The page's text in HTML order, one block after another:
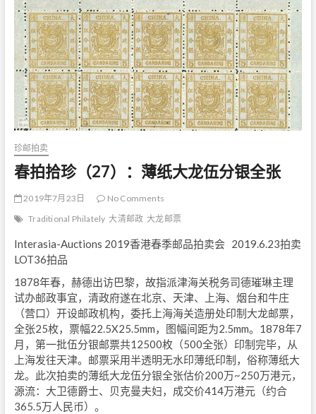
珍邮拍卖
春拍拾珍（27）：薄纸大龙伍分银全张
2019年7月23日
No Comments
Traditional Philately 大清邮政 大龙邮票
Interasia-Auctions 2019香港春季邮品拍卖会 2019.6.23拍卖
LOT36拍品
1878年春，赫德出访巴黎，故指派津海关税务司德璀琳主理
试办邮政事宜，清政府遂在北京、天津、上海、烟台和牛庄
（营口）开设邮政机构，委托上海海关造册处印制大龙邮票，
全张25枚，票幅22.5X25.5mm，图幅间距为2.5mm。1878年7
月，第一批伍分银邮票共12500枚（500全张）印制完毕，从
上海发往天津。邮票采用半透明无水印薄纸印制，俗称薄纸大
龙。此次拍卖的薄纸大龙伍分银全张估价200万~250万港元，
源流：大卫德爵士、贝克曼夫妇，成交价414万港元（约合
365.5万人民币）。